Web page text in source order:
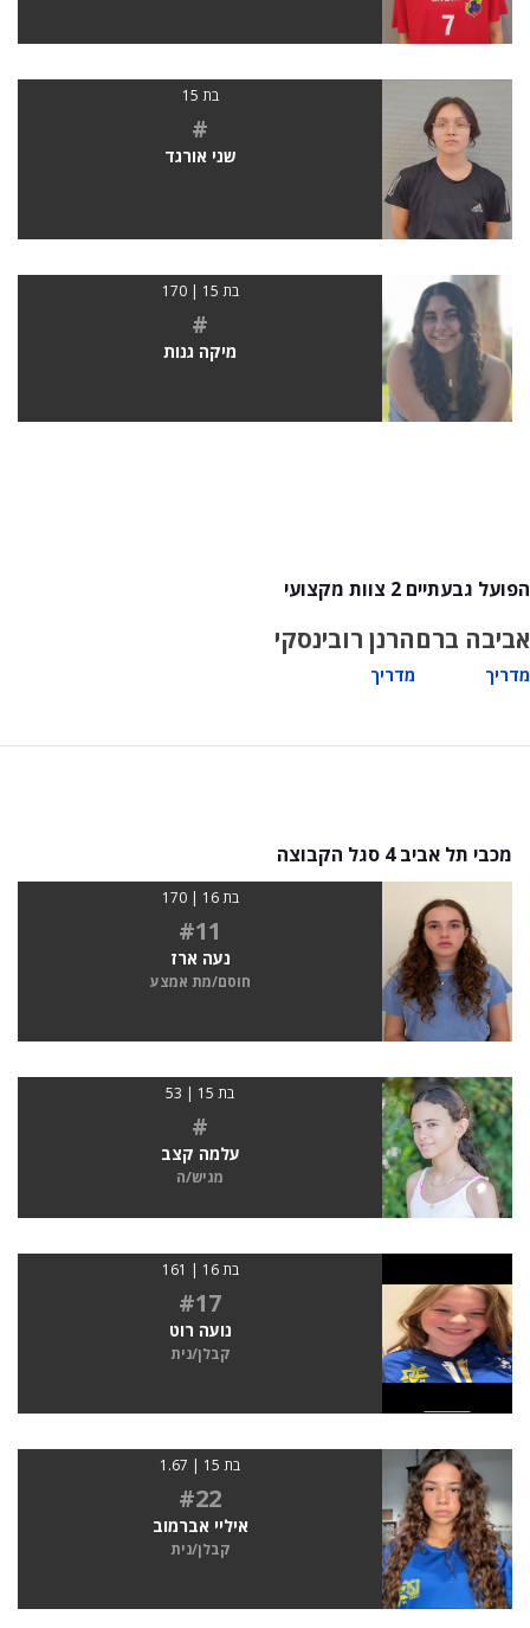
בת 15
#
שני אורגד
בת 15 | 170
#
מיקה גנות
הפועל גבעתיים 2 צוות מקצועי
אביבה ברם
מדריך
הרנן רובינסקי
מדריך
מכבי תל אביב 4 סגל הקבוצה
בת 16 | 170
#11
נעה ארז
חוסם/מת אמצע
בת 15 | 53
#
עלמה קצב
מגיש/ה
בת 16 | 161
#17
נועה רוט
קבלן/נית
בת 15 | 1.67
#22
איליי אברמוב
קבלן/נית